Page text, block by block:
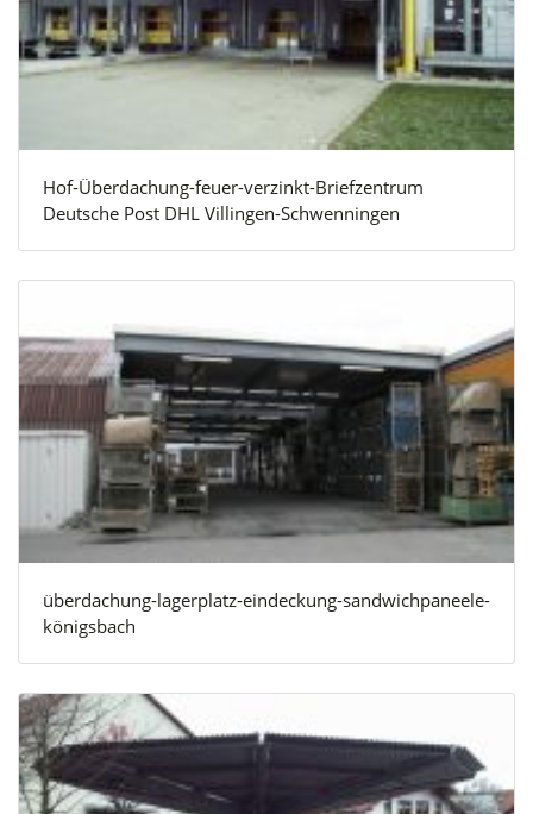
Hof-Überdachung-feuer-verzinkt-Briefzentrum
Deutsche Post DHL Villingen-Schwenningen
überdachung-lagerplatz-eindeckung-sandwichpaneele-
königsbach